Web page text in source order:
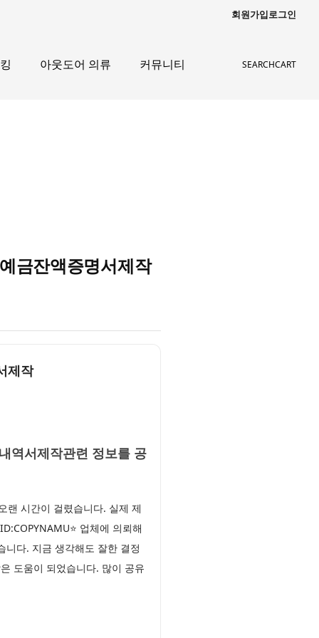
회원가입로그인
아웃도어 의류 커뮤니티 SEARCHCART
금잔액증명서제작
제작
역서제작관련 정보를 공
랜 시간이 걸렸습니다. 실제 제
업체에 의뢰해
니다. 지금 생각해도 잘한 결정
도움이 되었습니다. 많이 공유